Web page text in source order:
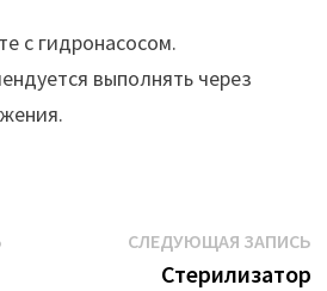
с гидронасосом.
выполнять через
Предыдущая
СЛЕДУЮЩАЯ ЗАПИСЬ
Стерилизатор